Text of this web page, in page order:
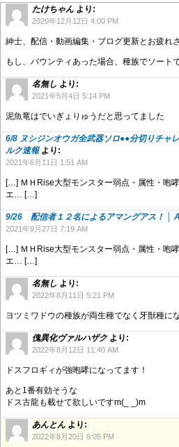
たけちゃん より:
2020年12月12日 4:00 PM
紳士、配信・動画編集・ブログ更新とお疲れ
もし、バウンティあった場合、種族でソート
名無し より:
2021年5月4日 5:14 PM
泥魚竜はでいぎょりゅうだと思ってました
6/8 ヌシジンオウガ全武器ソロ●●分切りチ
ルク速報 より:
2021年6月11日 1:51 AM
[…] ＭＨRise大型モンスター弱点・属性・咆
エ… […]
9/26 配信者１２名によるアマングアス！ │
2021年9月27日 7:19 AM
[…] ＭＨRise大型モンスター弱点・属性・咆
エ… […]
名無し より:
2022年8月11日 5:21 PM
ヨツミワドウの種族が両生種でなく牙獣種に
傀異化ヴァルハザク より:
2022年8月12日 11:40 AM
ドスフロギィが強咆哮になってます！
あと1番有効そうな
ドス古龍も載せて欲しいですm(_ _)m
あんとん より:
2022年8月20日 6:05 PM